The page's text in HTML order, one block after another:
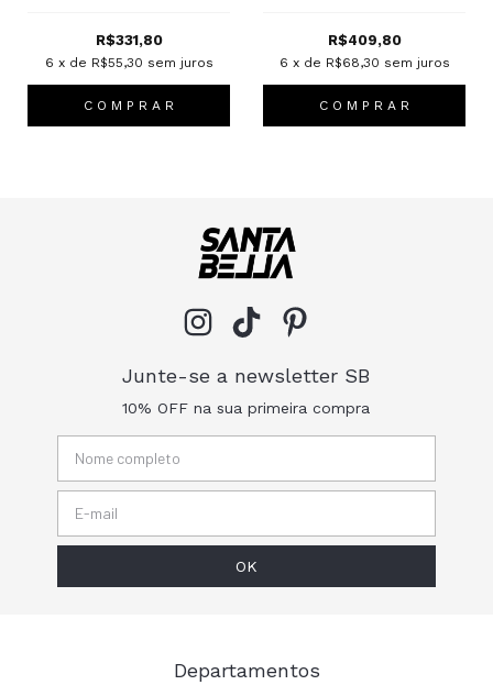
R$331,80
6 x de R$55,30 sem juros
C O M P R A R
R$409,80
6 x de R$68,30 sem juros
C O M P R A R
Junte-se a newsletter SB
10% OFF na sua primeira compra
Departamentos